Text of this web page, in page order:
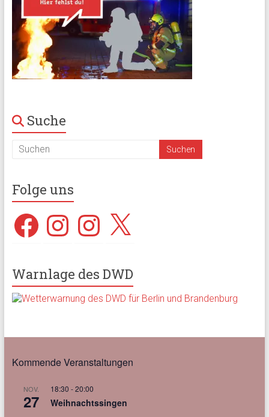
Suche
Folge uns
FacebookInstagramInstagram
X
Warnlage des DWD
Kommende Veranstaltungen
NOV.
27
18:30 -20:00
Weihnachtssingen